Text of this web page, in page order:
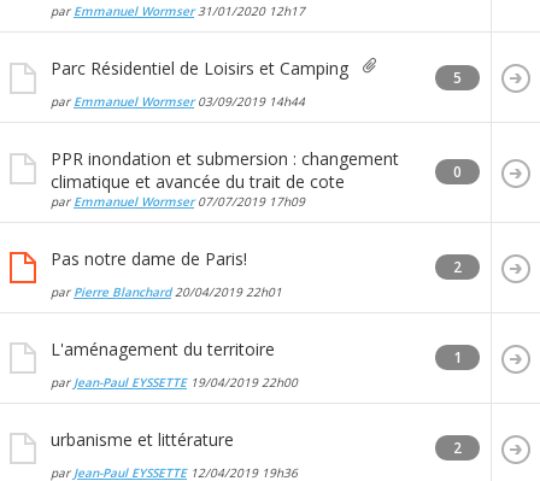
par Emmanuel Wormser31/01/2020 12h17
Parc Résidentiel de Loisirs et Camping
par Emmanuel Wormser03/09/2019 14h44
5
PPR inondation et submersion : changement
climatique et avancée du trait de cote
par Emmanuel Wormser07/07/2019 17h09
0
Pas notre dame de Paris!
par Pierre Blanchard20/04/201922h01
2
L'aménagement du territoire
par Jean-Paul EYSSETTE19/04/201922h00
1
urbanisme et littérature
par Jean-Paul EYSSETTE12/04/2019 19h36
2